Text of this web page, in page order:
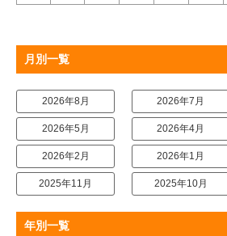
月別一覧
2026年8月 2026年7月
2026年5月 2026年4月
2026年2月 2026年1月
2025年11月 2025年10月
年別一覧